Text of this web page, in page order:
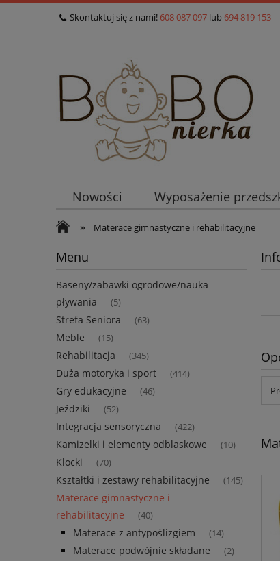
Skontaktuj się z nami! 608 087 097 lub 694 819 153
Nowości Wyposażenie
» Materace gimnastyczne i rehabilitacyjne
Menu
Baseny/zabawki ogrodowe/nauka
pływania
(5)
Strefa Seniora (63)
Meble (15)
Rehabilitacja (345)
Duża motoryka i sport (414)
Gry edukacyjne (46)
Jeździki (52)
Integracja sensoryczna (422)
Kamizelki i elementy odblaskowe (10)
Klocki (70)
Kształtki i zestawy rehabilitacyjne (145)
Materace gimnastyczne i
rehabilitacyjne
(40)
Materace z antypoślizgiem (14)
Materace podwójnie składane (2)